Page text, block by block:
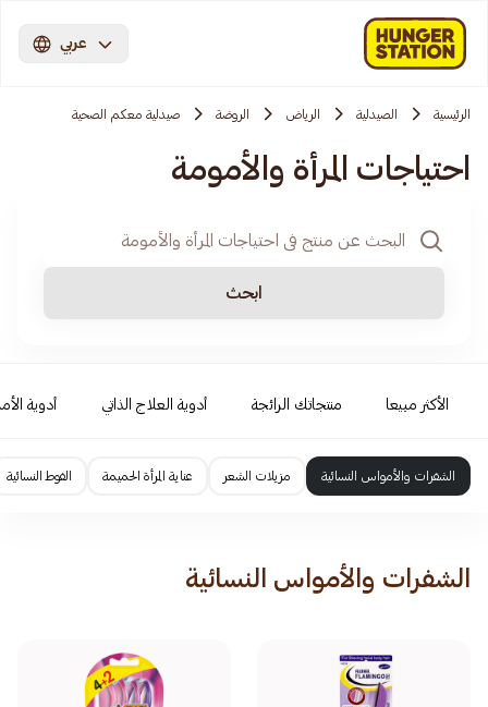
عربي
الرئيسية الصيدلية الرياض الروضة صيدلية معكم الصحية
احتياجات المرأة والأمومة
ابحث
الأكثر مبيعا منتجاتك الرائجة أدوية العلاج الذاتي أدوية
الشفرات والأمواس النسائية مزيلات الشعر عناية المرأة الحميمة الفوط النسائية
الشفرات والأمواس النسائية